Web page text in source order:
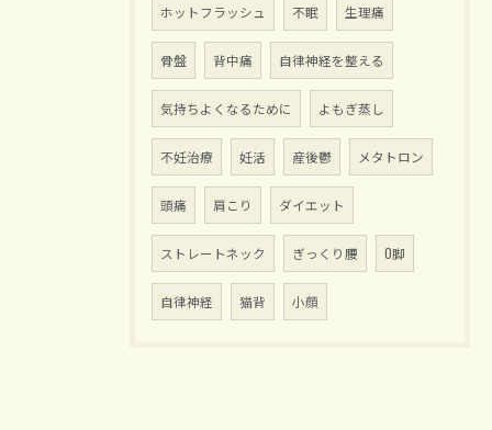
ホットフラッシュ 不眠 生理痛
骨盤 背中痛 自律神経を整える
気持ちよくなるために よもぎ蒸し
不妊治療 妊活 産後鬱 メタトロン
頭痛 肩こり ダイエット
ストレートネック ぎっくり腰 O脚
自律神経 猫背 小顔